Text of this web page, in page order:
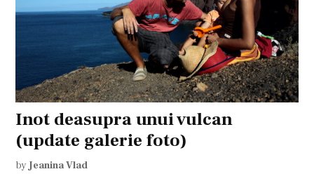
Inot deasupra unui vulcan
(update galerie foto)
by Jeanina Vlad